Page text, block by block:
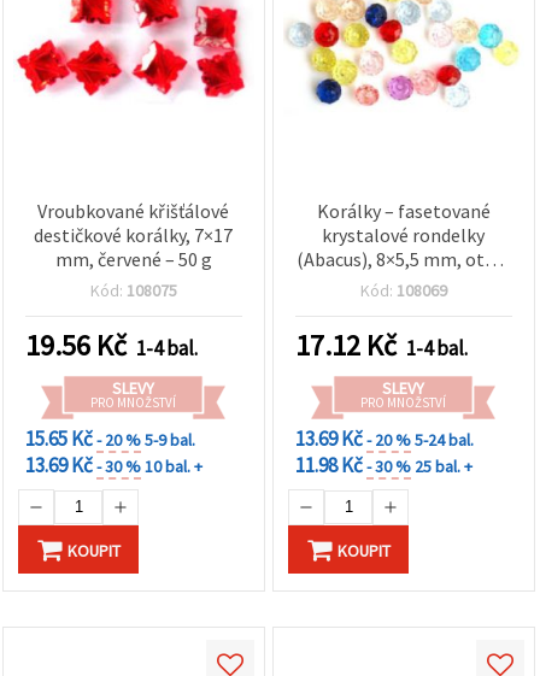
Vroubkované křišťálové
destičkové korálky, 7×17
mm, červené – 50 g
Kód: 108075
19.56 Kč 1-4 bal.
SLEVY
PRO MNOŽSTVÍ
15.65 Kč- 20 %5-9 bal.
13.69 Kč- 30 %10 bal. +
KOUPIT
Korálky – fasetované
krystalové rondelky
(Abacus), 8×5,5 mm, otvor
1,5 mm, mix barev – 20 g
Kód: 108069
17.12 Kč 1-4 bal.
SLEVY
PRO MNOŽSTVÍ
13.69 Kč- 20 %5-24 bal.
11.98 Kč- 30 % 25 bal. +
KOUPIT